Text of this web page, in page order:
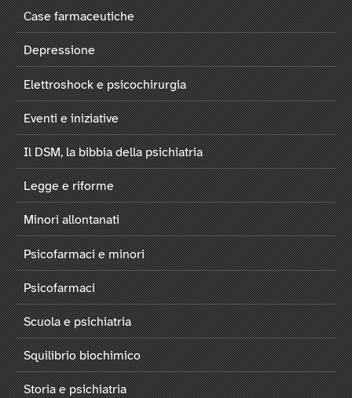
Case farmaceutiche
Depressione
Elettroshock e psicochirurgia
Eventi e iniziative
Il DSM, la bibbia della psichiatria
Legge e riforme
Minori allontanati
Psicofarmaci e minori
Psicofarmaci
Scuola e psichiatria
Squilibrio biochimico
Storia e psichiatria